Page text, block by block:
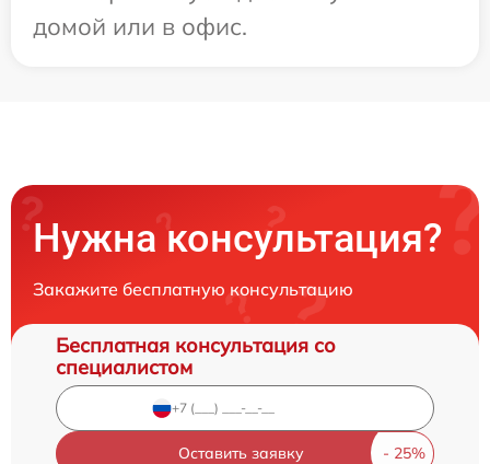
домой или в офис.
Нужна консультация?
Закажите бесплатную консультацию
Бесплатная консультация со
специалистом
Оставить заявку